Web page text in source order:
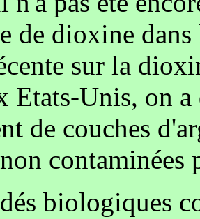
de dioxine
sur la
Etats-Unis, on
de couches
biologiques